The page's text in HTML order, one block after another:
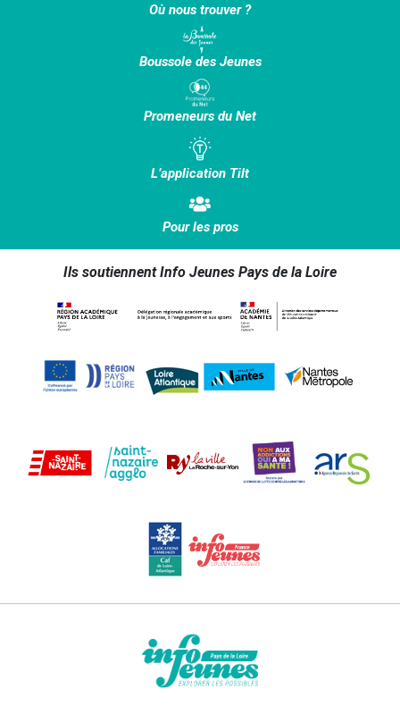
Où nous trouver ?
Boussole des Jeunes
Promeneurs du Net
L’application Tilt
Pour les pros
Ils soutiennent Info Jeunes Pays de la Loire